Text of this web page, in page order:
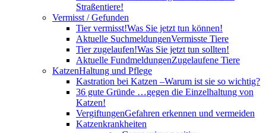
Straßentiere!
Vermisst / Gefunden
Tier vermisst!Was Sie jetzt tun können!
Aktuelle SuchmeldungenVermisste Tiere
Tier zugelaufen!Was Sie jetzt tun sollten!
Aktuelle FundmeldungenZugelaufene Tiere
KatzenHaltung und Pflege
Kastration bei Katzen –Warum ist sie so wichtig?
36 gute Gründe …gegen die Einzelhaltung von
Katzen!
VergiftungenGefahren erkennen und vermeiden
Katzenkrankheiten